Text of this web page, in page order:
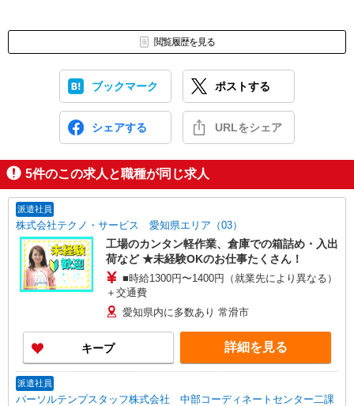
閲覧履歴を見る
ブックマーク ポストする
シェアする URLをシェア
5件のこの求人と職種が同じ求人
派遣社員
株式会社テクノ・サービス 愛知県エリア（03）
工場のカンタン軽作業、倉庫での箱詰め・入出
荷など ★未経験OKのお仕事たくさん！
■時給1300円〜1400円（就業先により異なる）
＋交通費
愛知県内に多数あり 常滑市
キープ 詳細を見る
派遣社員
パーソルテンプスタッフ株式会社 中部コーディネートセンター二課